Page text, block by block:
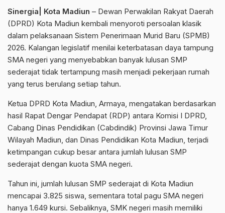
Sinergia| Kota Madiun – Dewan Perwakilan Rakyat Daerah
(DPRD) Kota Madiun kembali menyoroti persoalan klasik
dalam pelaksanaan Sistem Penerimaan Murid Baru (SPMB)
2026. Kalangan legislatif menilai keterbatasan daya tampung
SMA negeri yang menyebabkan banyak lulusan SMP
sederajat tidak tertampung masih menjadi pekerjaan rumah
yang terus berulang setiap tahun.
Ketua DPRD Kota Madiun, Armaya, mengatakan berdasarkan
hasil Rapat Dengar Pendapat (RDP) antara Komisi I DPRD,
Cabang Dinas Pendidikan (Cabdindik) Provinsi Jawa Timur
Wilayah Madiun, dan Dinas Pendidikan Kota Madiun, terjadi
ketimpangan cukup besar antara jumlah lulusan SMP
sederajat dengan kuota SMA negeri.
Tahun ini, jumlah lulusan SMP sederajat di Kota Madiun
mencapai 3.825 siswa, sementara total pagu SMA negeri
hanya 1.649 kursi. Sebaliknya, SMK negeri masih memiliki